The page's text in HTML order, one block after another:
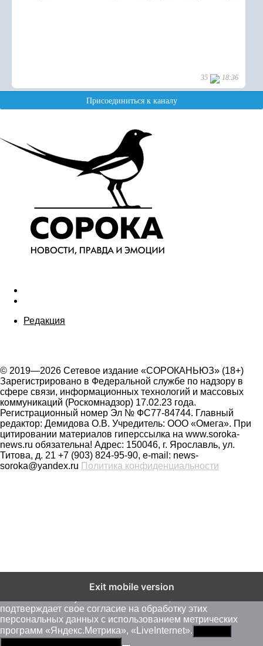
Редакция
© 2019—2026 Сетевое издание «СОРОКАНЬЮЗ» (18+)
Зарегистрировано в Федеральной службе по надзору в
сфере связи, информационных технологий и массовых
коммуникаций (Роскомнадзор) 17.02.23 года.
Регистрационный номер Эл № ФС77-84744. Главный
редактор: Демидова О.В. Учредитель: ООО «Омега». При
цитировании материалов гиперссылка на www.soroka-
news.ru обязательна! Адрес: 150046, г. Ярославль, ул.
Титова, д. 21 +7 (903) 824-95-90, e-mail: news-
soroka@yandex.ru Политика конфиденциальности
Exit mobile version
пользователей (cookie, данные об IP - адресе и
подтверждает свое согласие на обработку этих
персональных данных c использованием метрических
программ «Яндекс.Метрика», «LiveInternet».